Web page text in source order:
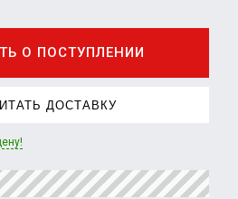
О ПОСТУПЛЕНИИ
ДОСТАВКУ